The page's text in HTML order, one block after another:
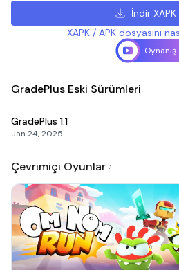
İndir XAPK
XAPK / APK dosyasını
Oynanış
GradePlus Eski Sürümleri
GradePlus 1.1
Jan 24, 2025
Çevrimiçi Oyunlar